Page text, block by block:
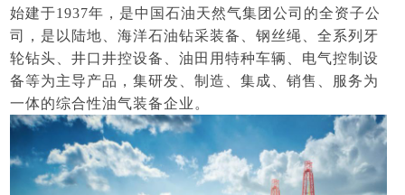
始建于1937年，是中国石油天然气集团公司的全资子公
司，是以陆地、海洋石油钻采装备、钢丝绳、全系列牙
轮钻头、井口井控设备、油田用特种车辆、电气控制设
备等为主导产品，集研发、制造、集成、销售、服务为
一体的综合性油气装备企业。